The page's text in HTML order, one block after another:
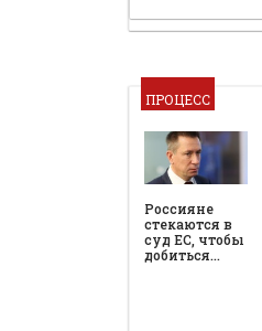
ПРОЦЕСС
Россияне
стекаются в
суд ЕС, чтобы
добиться…